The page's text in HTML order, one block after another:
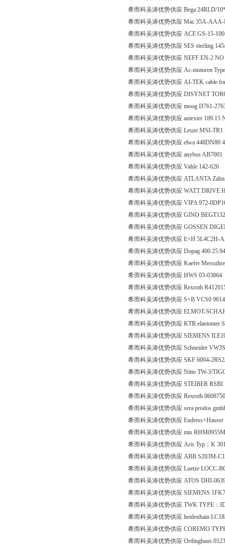
希而科吴涛优势供应 Bega 24RLD/
希而科吴涛优势供应 Mac 35A-
希而科吴涛优势供应 ACE GS-15-
希而科吴涛优势供应 SES sterling
希而科吴涛优势供应 NEFF EN-2 NO
希而科吴涛优势供应 Ac-motoren
希而科吴涛优势供应 AI-TEK cable
希而科吴涛优势供应 DISYNET
希而科吴涛优势供应 moog D761-
希而科吴涛优势供应 autexier 189.15
希而科吴涛优势供应 Leuze MSI-TR1
希而科吴涛优势供应 elwa 448DN80
希而科吴涛优势供应 anybus AB7001
希而科吴涛优势供应 Vahle 142-626
希而科吴涛优势供应 ATLANTA
希而科吴涛优势供应 WATT DRIVE
希而科吴涛优势供应 VIPA 972-
希而科吴涛优势供应 GINO
希而科吴涛优势供应 GOSSEN
希而科吴涛优势供应 E+H 5L4C2H-
希而科吴涛优势供应 Dopag
希而科吴涛优势供应 Kaefer
希而科吴涛优势供应 HWS 03-03864
希而科吴涛优势供应 Rexroth
希而科吴涛优势供应 S+B VCS0
希而科吴涛优势供应 ELMOT-
希而科吴涛优势供应 KTR elastomer
希而科吴涛优势供应 SIEMENS
希而科吴涛优势供应 Schneider
希而科吴涛优势供应 SKF 6004-
希而科吴涛优势供应 Nitto TW-3/
希而科吴涛优势供应 STEIBER RSBI
希而科吴涛优势供应 Rexroth
希而科吴涛优势供应 sera prodos
希而科吴涛优势供应
希而科吴涛优势供应 mts
希而科吴涛优势供应 Aris Typ：K
希而科吴涛优势供应 ABB S203M-
希而科吴涛优势供应 Luetze LOCC-
希而科吴涛优势供应 ATOS DHI-
希而科吴涛优势供应 SIEMENS
希而科吴涛优势供应 TWK TYPE
希而科吴涛优势供应 heidenhain
希而科吴涛优势供应 COREMO
希而科吴涛优势供应 Ortlinghaus